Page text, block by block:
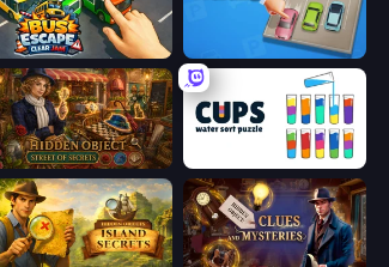
Bus Escape: Clear Jam
Hidden Object: Street Of Secrets Cups - Water Sort Puzzle